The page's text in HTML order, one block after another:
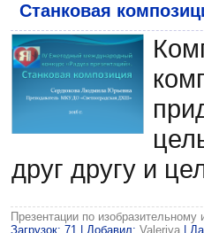
Станковая
друг другу и
Презентации по изобразительному
Загрузок: 71 | Добавил: Valeriya |